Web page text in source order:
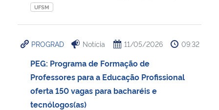
UFSM
PROGRAD Notícia 11/05/2026 09:32
PEG: Programa de Formação de
Professores para a Educação Profissional
oferta 150 vagas para bacharéis e
tecnólogos(as)